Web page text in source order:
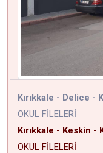
Kırıkkale - Delice -
OKUL FİLELERİ
Kırıkkale - Keskin -
OKUL FİLELERİ